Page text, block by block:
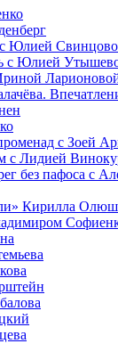
с Юлией
с Юлией
с Зоей
с Лидией
без пафоса с
Кирилла